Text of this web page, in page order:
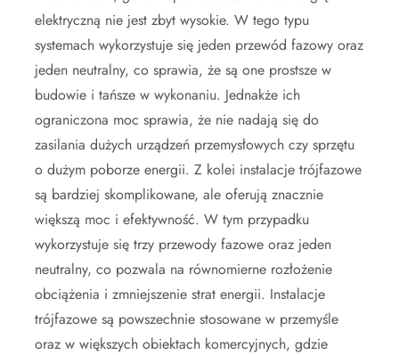
elektryczną nie jest zbyt wysokie. W tego typu
systemach wykorzystuje się jeden przewód fazowy oraz
jeden neutralny, co sprawia, że są one prostsze w
budowie i tańsze w wykonaniu. Jednakże ich
ograniczona moc sprawia, że nie nadają się do
zasilania dużych urządzeń przemysłowych czy sprzętu
o dużym poborze energii. Z kolei instalacje trójfazowe
są bardziej skomplikowane, ale oferują znacznie
większą moc i efektywność. W tym przypadku
wykorzystuje się trzy przewody fazowe oraz jeden
neutralny, co pozwala na równomierne rozłożenie
obciążenia i zmniejszenie strat energii. Instalacje
trójfazowe są powszechnie stosowane w przemyśle
oraz w większych obiektach komercyjnych, gdzie